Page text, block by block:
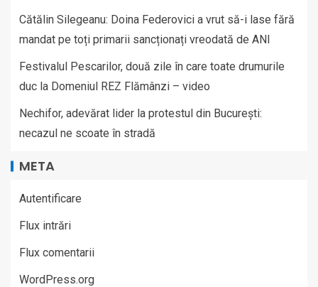
Cătălin Silegeanu: Doina Federovici a vrut să-i lase fără
mandat pe toți primarii sancționați vreodată de ANI
Festivalul Pescarilor, două zile în care toate drumurile
duc la Domeniul REZ Flămânzi – video
Nechifor, adevărat lider la protestul din București:
necazul ne scoate în stradă
META
Autentificare
Flux intrări
Flux comentarii
WordPress.org